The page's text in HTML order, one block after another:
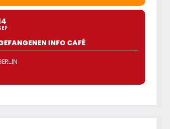
INFO CAFÉ